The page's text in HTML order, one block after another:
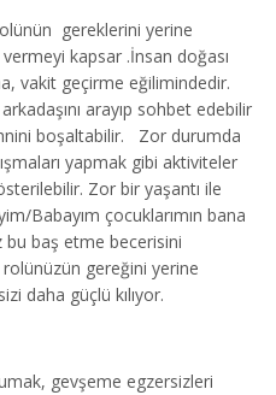
gereklerini yerine
kapsar .İnsan doğası
vakit geçirme eğilimindedir.
arayıp sohbet edebilir
boşaltabilir. Zor durumda
yapmak gibi aktiviteler
Zor bir yaşantı ile
Babayım çocuklarımın bana
bu baş etme becerisini
gereğini yerine
daha güçlü kılıyor.
gevşeme egzersizleri